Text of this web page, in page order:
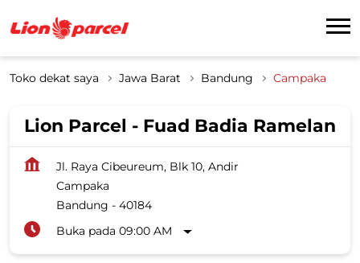
Toko dekat saya Jawa Barat Bandung Campaka
Lion Parcel - Fuad Badia Ramelan
Jl. Raya Cibeureum, Blk 10, Andir
Campaka
Bandung - 40184
Buka pada 09:00 AM